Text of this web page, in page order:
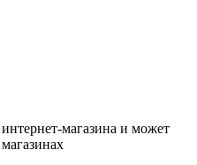
магазина и может